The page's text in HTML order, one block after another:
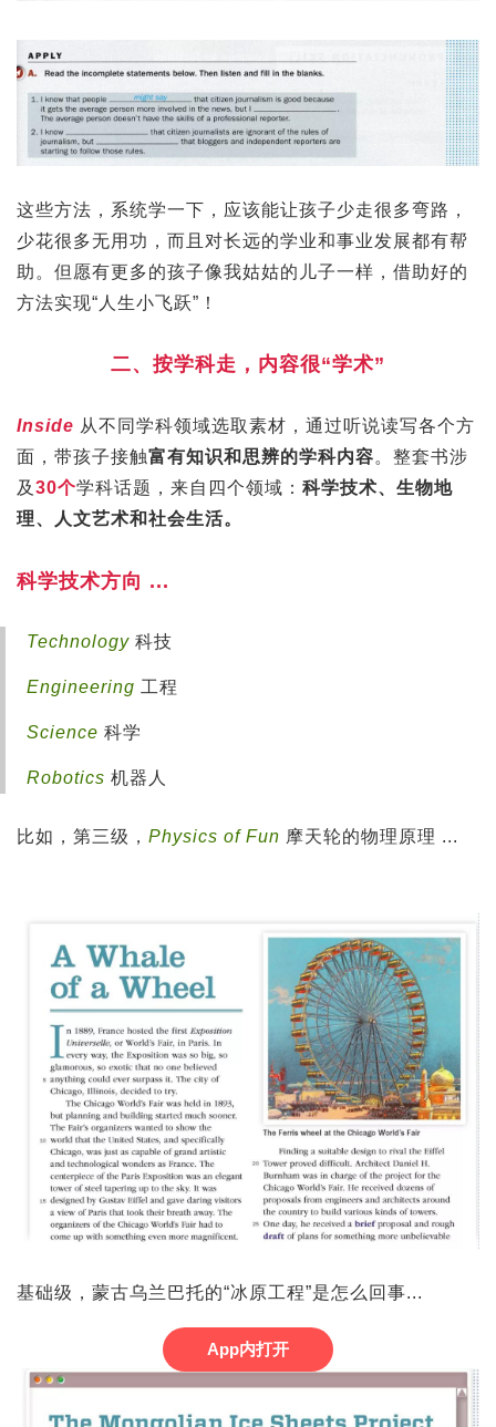
这些方法，系统学一下，应该能让孩子少走很多弯路，
少花很多无用功，而且对长远的学业和事业发展都有帮
助。但愿有更多的孩子像我姑姑的儿子一样，借助好的
方法实现“人生小飞跃”！
二、按学科走，内容很“学术”
Inside 从不同学科领域选取素材，通过听说读写各个方
面，带孩子接触富有知识和思辨的学科内容。整套书涉
及 30个学科话题，来自四个领域： 科学技术、生物地
理、人文艺术和社会生活。
科学技术方向 ...
Technology 科技
Engineering 工程
Science 科学
Robotics 机器人
比如，第三级， Physics of Fun 摩天轮的物理原理 ...
基础级，蒙古乌兰巴托的“冰原工程”是怎么回事...
App内打开